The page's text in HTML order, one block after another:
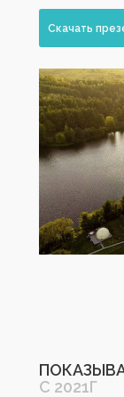
Скачать
С 2021Г